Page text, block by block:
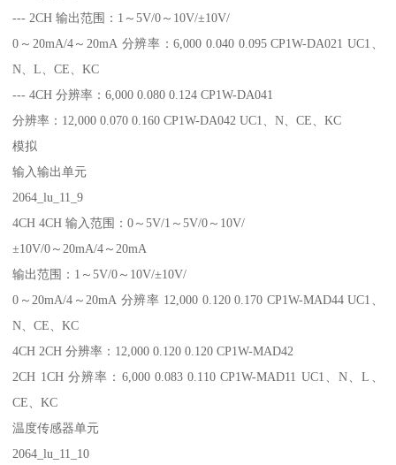
--- 2CH 输出范围：1～5V/0～10V/±10V/
0～20mA/4～20mA 分辨率：6,000 0.040 0.095 CP1W-DA021 UC1、
N、L、CE、KC
--- 4CH 分辨率：6,000 0.080 0.124 CP1W-DA041
分辨率：12,000 0.070 0.160 CP1W-DA042 UC1、N、CE、KC
模拟
输入输出单元
2064_lu_11_9
4CH 4CH 输入范围：0～5V/1～5V/0～10V/
±10V/0～20mA/4～20mA
输出范围：1～5V/0～10V/±10V/
0～20mA/4～20mA 分辨率 12,000 0.120 0.170 CP1W-MAD44 UC1、
N、CE、KC
4CH 2CH 分辨率：12,000 0.120 0.120 CP1W-MAD42
2CH 1CH 分辨率：6,000 0.083 0.110 CP1W-MAD11 UC1、N、L、
CE、KC
温度传感器单元
2064_lu_11_10